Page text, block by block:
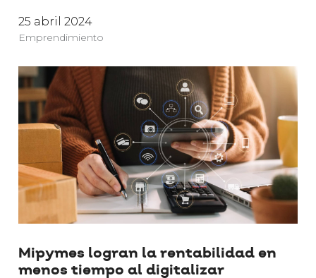
25 abril 2024
Emprendimiento
Mipymes logran la rentabilidad en
menos tiempo al digitalizar